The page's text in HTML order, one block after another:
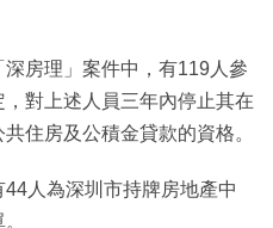
房理」案件中，有119人參
對上述人員三年內停止其在
住房及公積金貸款的資格。
人為深圳市持牌房地產中